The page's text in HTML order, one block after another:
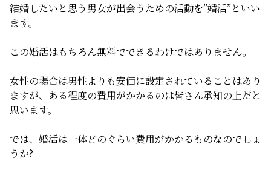
結婚したいと思う男女が出会うための活動を”婚活”といい
ます。
この婚活はもちろん無料でできるわけではありません。
女性の場合は男性よりも安価に設定されていることはあり
ますが、ある程度の費用がかかるのは皆さん承知の上だと
思います。
では、婚活は一体どのぐらい費用がかかるものなのでしょ
うか?